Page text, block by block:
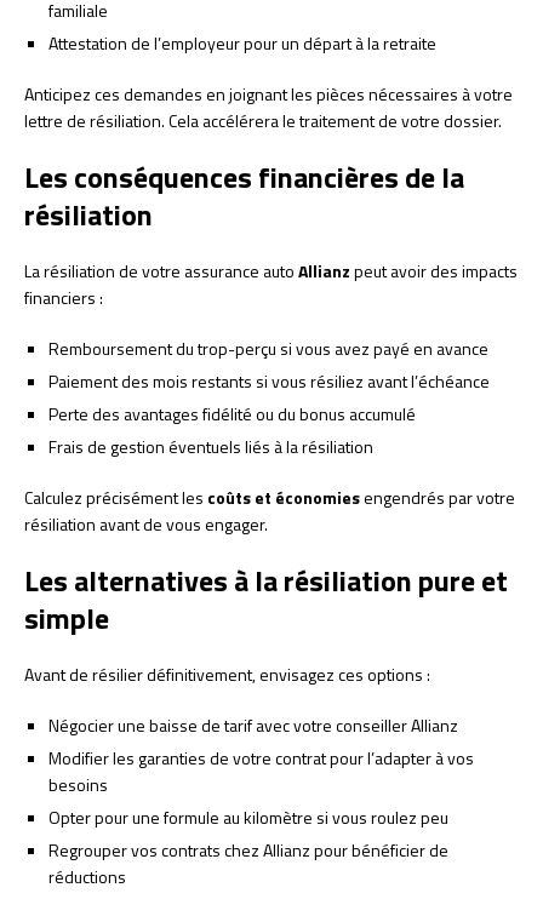
familiale
Attestation de l’employeur pour un départ à la retraite
Anticipez ces demandes en joignant les pièces nécessaires à votre
lettre de résiliation. Cela accélérera le traitement de votre dossier.
Les conséquences financières de la
résiliation
La résiliation de votre assurance autoAllianzpeut avoir des impacts
financiers :
Remboursement du trop-perçu si vous avez payé en avance
Paiement des mois restants si vous résiliez avant l’échéance
Perte des avantages fidélité ou du bonus accumulé
Frais de gestion éventuels liés à la résiliation
Calculez précisément les coûts et économiesengendrés par votre
résiliation avant de vous engager.
Les alternatives à la résiliation pure et
simple
Avant de résilier définitivement, envisagez ces options :
Négocier une baisse de tarif avec votre conseiller Allianz
Modifier les garanties de votre contrat pour l’adapter à vos
besoins
Opter pour une formule au kilomètre si vous roulez peu
Regrouper vos contrats chez Allianz pour bénéficier de
réductions